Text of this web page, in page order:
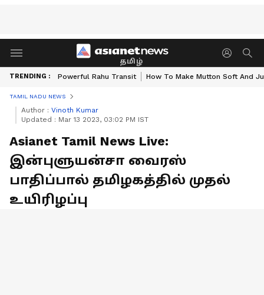
தமிழ்
TRENDING : Powerful Rahu Transit How To Make Mutton Soft And
TAMIL NADU NEWS
Author : Vinoth Kumar
Updated : Mar 13 2023, 03:02 PM IST
Asianet Tamil News Live:
இன்புளுயன்சா வைரஸ்
பாதிப்பால் தமிழகத்தில் முதல்
உயிரிழப்பு